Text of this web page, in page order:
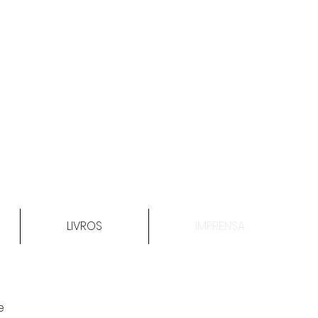
LIVROS IMPRENSA